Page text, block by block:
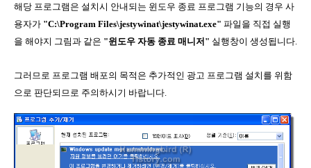
해당 프로그램은 설치시 안내되는 윈도우 종료 프로그램 기능의 경우 사
용자가 "C:\Program Files\jestywinat\jestywinat.exe" 파일을 직접 실행
을 해야지 그림과 같은 "윈도우 자동 종료 매니저" 실행창이 생성됩니다.
그러므로 프로그램 배포의 목적은 추가적인 광고 프로그램 설치를 위함
으로 판단되므로 주의하시기 바랍니다.